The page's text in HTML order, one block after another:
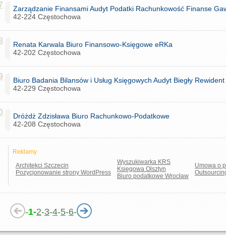
Zarządzanie Finansami Audyt Podatki Rachunkowość Finanse
42-224 Częstochowa
Renata Karwala Biuro Finansowo-Księgowe eRKa
42-202 Częstochowa
Biuro Badania Bilansów i Usług Księgowych Audyt Biegły
42-229 Częstochowa
Dróżdż Zdzisława Biuro Rachunkowo-Podatkowe
42-208 Częstochowa
Reklamy
Architekci Szczecin
Pozycjonowanie strony WordPress
Wyszukiwarka KRS
Księgowa Olsztyn
Biuro podatkowe Wrocław
Umowa o
-1-2-3-4-5-6-